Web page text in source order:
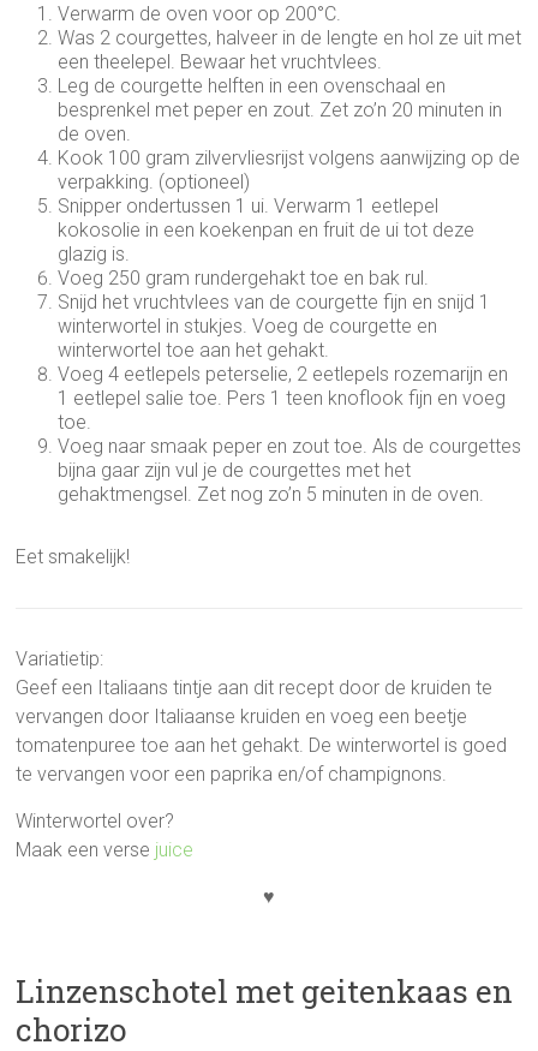
Verwarm de oven voor op 200°C.
Was 2 courgettes, halveer in de lengte en hol ze uit met
een theelepel. Bewaar het vruchtvlees.
Leg de courgette helften in een ovenschaal en
besprenkel met peper en zout. Zet zo’n 20 minuten in
de oven.
Kook 100 gram zilvervliesrijst volgens aanwijzing op de
verpakking. (optioneel)
Snipper ondertussen 1 ui. Verwarm 1 eetlepel
kokosolie in een koekenpan en fruit de ui tot deze
glazig is.
Voeg 250 gram rundergehakt toe en bak rul.
Snijd het vruchtvlees van de courgette fijn en snijd 1
winterwortel in stukjes. Voeg de courgette en
winterwortel toe aan het gehakt.
Voeg 4 eetlepels peterselie, 2 eetlepels rozemarijn en
1 eetlepel salie toe. Pers 1 teen knoflook fijn en voeg
toe.
Voeg naar smaak peper en zout toe. Als de courgettes
bijna gaar zijn vul je de courgettes met het
gehaktmengsel. Zet nog zo’n 5 minuten in de oven.
Eet smakelijk!
Variatietip:
Geef een Italiaans tintje aan dit recept door de kruiden te
vervangen door Italiaanse kruiden en voeg een beetje
tomatenpuree toe aan het gehakt. De winterwortel is goed
te vervangen voor een paprika en/of champignons.
Winterwortel over?
Maak een verse juice
♥
Linzenschotel met geitenkaas en
chorizo